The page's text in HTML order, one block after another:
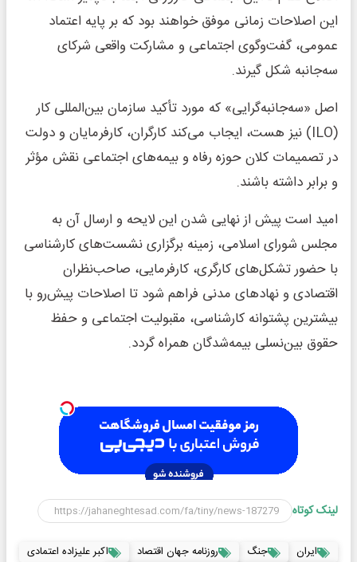
این اصلاحات زمانی موفق خواهند بود که بر پایه اعتماد
عمومی، گفت‌وگوی اجتماعی و مشارکت واقعی شرکای
سه‌جانبه شکل گیرند.
اصل «سه‌جانبه‌گرایی» که مورد تأکید سازمان بین‌المللی کار
(ILO) نیز هست، ایجاب می‌کند کارگران، کارفرمایان و دولت
در تصمیمات کلان حوزه رفاه و بیمه‌های اجتماعی نقش مؤثر
و برابر داشته باشند.
امید است پیش از نهایی شدن این لایحه و ارسال آن به
مجلس شورای اسلامی، زمینه برگزاری نشست‌های کارشناسی
با حضور تشکل‌های کارگری، کارفرمایی، صاحب‌نظران
اقتصادی و نهادهای مدنی فراهم شود تا اصلاحات پیش‌رو با
بیشترین پشتوانه کارشناسی، مقبولیت اجتماعی و حفظ
حقوق بین‌نسلی بیمه‌شدگان همراه گردد.
لینک کوتاه
ایران جنگ روزنامه جهان اقتصاد
اکبر علیزاده اعتمادی